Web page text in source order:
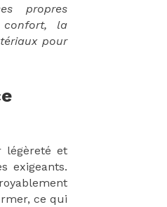
propres
confort, la
pour
légèreté et
exigeants.
ce qui